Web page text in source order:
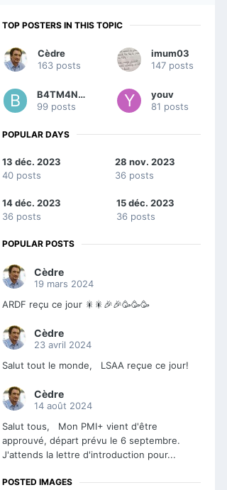
TOP POSTERS IN THIS TOPIC
Cèdre
163 posts
imum03
147 posts
B4TM4N57
99 posts
youv
81 posts
POPULAR DAYS
13 déc. 2023
40 posts
28 nov. 2023
36 posts
14 déc. 2023
36 posts
15 déc. 2023
36 posts
POPULAR POSTS
Cèdre
19 mars 2024
ARDF reçu ce jour 🎇🎇🎉🎉🥳🥳🥳
Cèdre
23 avril 2024
Salut tout le monde, LSAA reçue ce jour!
Cèdre
14 août 2024
Salut tous, Mon PMI+ vient d'être
approuvé, départ prévu le 6 septembre.
J'attends la lettre d'introduction pour...
POSTED IMAGES